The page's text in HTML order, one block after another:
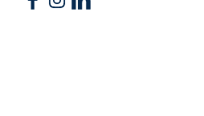
Follow us on Facebook
Follow us on Instagram
Follow us on Linkedin